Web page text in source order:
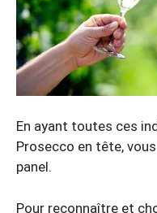
En ayant toutes ces
Prosecco en tête,
panel.
Pour reconnaître et